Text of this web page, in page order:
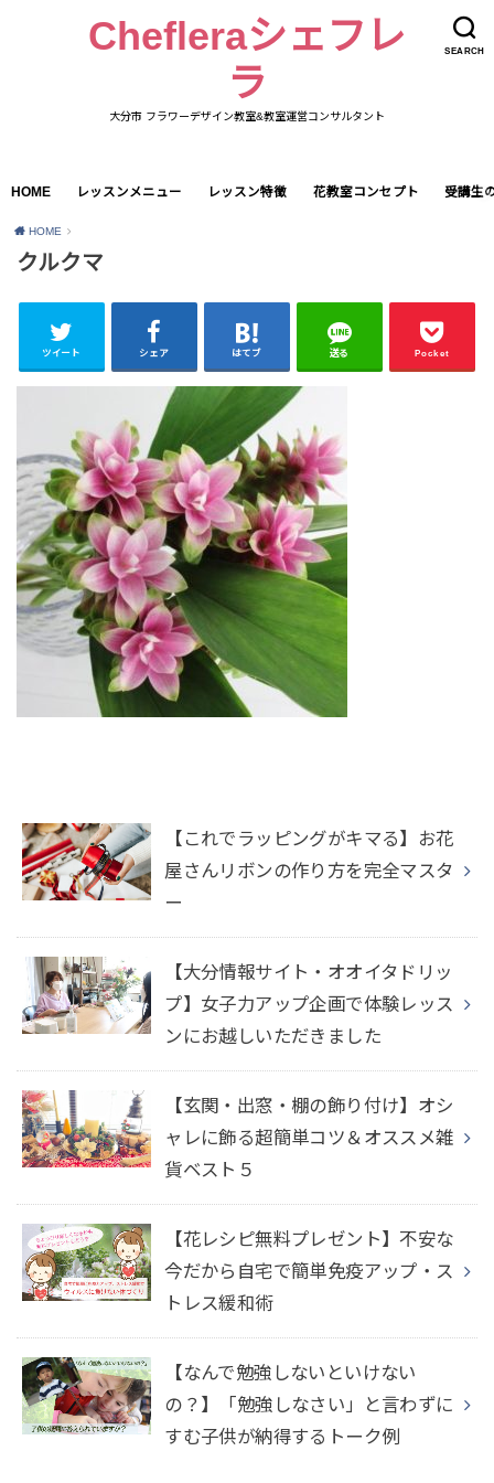
SEARCH
Chefleraシェフレ
ラ
大分市 フラワーデザイン教室&教室運営コンサルタント
HOME レッスンメニュー レッスン特徴 花教室コンセプト 受講生
HOME
クルクマ
ツイート シェア はてブ 送る Pocket
【これでラッピングがキマる】お花
屋さんリボンの作り方を完全マスタ
ー
【大分情報サイト・オオイタドリッ
プ】女子力アップ企画で体験レッス
ンにお越しいただきました
【玄関・出窓・棚の飾り付け】オシ
ャレに飾る超簡単コツ＆オススメ雑
貨ベスト５
【花レシピ無料プレゼント】不安な
今だから自宅で簡単免疫アップ・ス
トレス緩和術
【なんで勉強しないといけない
の？】「勉強しなさい」と言わずに
すむ子供が納得するトーク例